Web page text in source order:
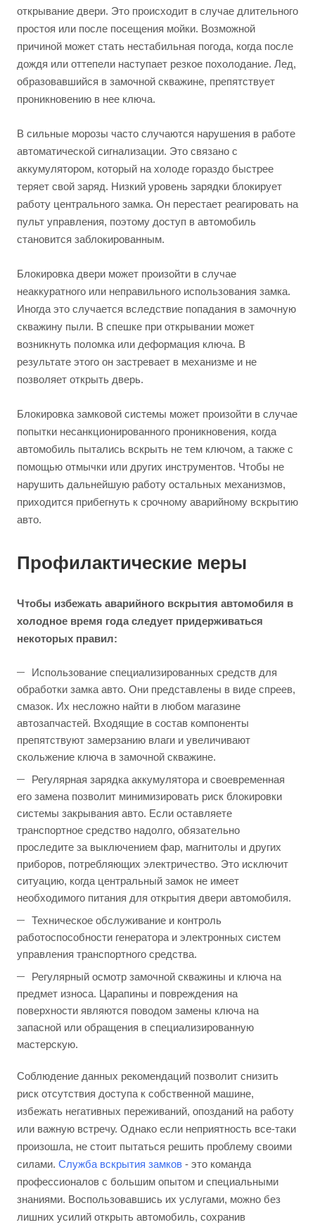
открывание двери. Это происходит в случае длительного
простоя или после посещения мойки. Возможной
причиной может стать нестабильная погода, когда после
дождя или оттепели наступает резкое похолодание. Лед,
образовавшийся в замочной скважине, препятствует
проникновению в нее ключа.
В сильные морозы часто случаются нарушения в работе
автоматической сигнализации. Это связано с
аккумулятором, который на холоде гораздо быстрее
теряет свой заряд. Низкий уровень зарядки блокирует
работу центрального замка. Он перестает реагировать на
пульт управления, поэтому доступ в автомобиль
становится заблокированным.
Блокировка двери может произойти в случае
неаккуратного или неправильного использования замка.
Иногда это случается вследствие попадания в замочную
скважину пыли. В спешке при открывании может
возникнуть поломка или деформация ключа. В
результате этого он застревает в механизме и не
позволяет открыть дверь.
Блокировка замковой системы может произойти в случае
попытки несанкционированного проникновения, когда
автомобиль пытались вскрыть не тем ключом, а также с
помощью отмычки или других инструментов. Чтобы не
нарушить дальнейшую работу остальных механизмов,
приходится прибегнуть к срочному аварийному вскрытию
авто.
Профилактические меры
Чтобы избежать аварийного вскрытия автомобиля в
холодное время года следует придерживаться
некоторых правил:
Использование специализированных средств для
обработки замка авто. Они представлены в виде спреев,
смазок. Их несложно найти в любом магазине
автозапчастей. Входящие в состав компоненты
препятствуют замерзанию влаги и увеличивают
скольжение ключа в замочной скважине.
Регулярная зарядка аккумулятора и своевременная
его замена позволит минимизировать риск блокировки
системы закрывания авто. Если оставляете
транспортное средство надолго, обязательно
проследите за выключением фар, магнитолы и других
приборов, потребляющих электричество. Это исключит
ситуацию, когда центральный замок не имеет
необходимого питания для открытия двери автомобиля.
Техническое обслуживание и контроль
работоспособности генератора и электронных систем
управления транспортного средства.
Регулярный осмотр замочной скважины и ключа на
предмет износа. Царапины и повреждения на
поверхности являются поводом замены ключа на
запасной или обращения в специализированную
мастерскую.
Соблюдение данных рекомендаций позволит снизить
риск отсутствия доступа к собственной машине,
избежать негативных переживаний, опозданий на работу
или важную встречу. Однако если неприятность все-таки
произошла, не стоит пытаться решить проблему своими
силами. Служба вскрытия замков - это команда
профессионалов с большим опытом и специальными
знаниями. Воспользовавшись их услугами, можно без
лишних усилий открыть автомобиль, сохранив